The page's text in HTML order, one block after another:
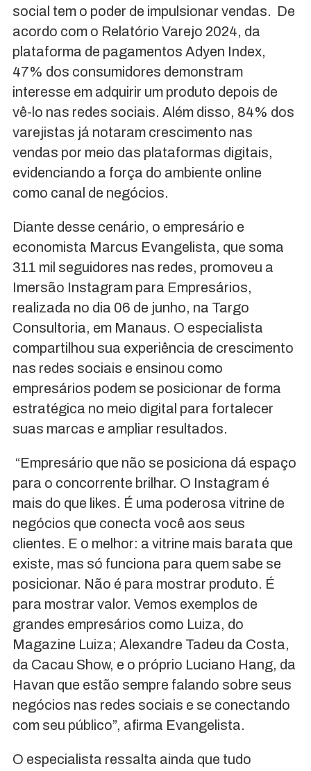
social tem o poder de impulsionar vendas. De
acordo com o Relatório Varejo 2024, da
plataforma de pagamentos Adyen Index,
47% dos consumidores demonstram
interesse em adquirir um produto depois de
vê-lo nas redes sociais. Além disso, 84% dos
varejistas já notaram crescimento nas
vendas por meio das plataformas digitais,
evidenciando a força do ambiente online
como canal de negócios.
Diante desse cenário, o empresário e
economista Marcus Evangelista, que soma
311 mil seguidores nas redes, promoveu a
Imersão Instagram para Empresários,
realizada no dia 06 de junho, na Targo
Consultoria, em Manaus. O especialista
compartilhou sua experiência de crescimento
nas redes sociais e ensinou como
empresários podem se posicionar de forma
estratégica no meio digital para fortalecer
suas marcas e ampliar resultados.
“Empresário que não se posiciona dá espaço
para o concorrente brilhar. O Instagram é
mais do que likes. É uma poderosa vitrine de
negócios que conecta você aos seus
clientes. E o melhor: a vitrine mais barata que
existe, mas só funciona para quem sabe se
posicionar. Não é para mostrar produto. É
para mostrar valor. Vemos exemplos de
grandes empresários como Luiza, do
Magazine Luiza; Alexandre Tadeu da Costa,
da Cacau Show, e o próprio Luciano Hang, da
Havan que estão sempre falando sobre seus
negócios nas redes sociais e se conectando
com seu público”, afirma Evangelista.
O especialista ressalta ainda que tudo